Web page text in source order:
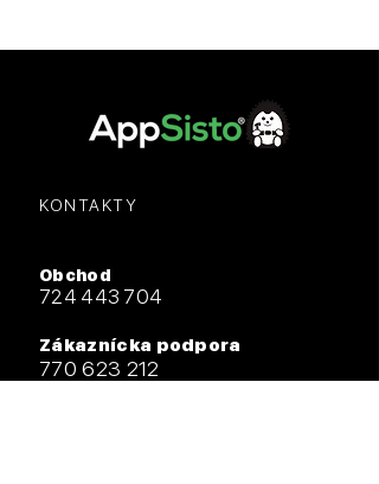
KONTAKTY
Obchod
724 443 704
Zákaznícka podpora
770 623 212